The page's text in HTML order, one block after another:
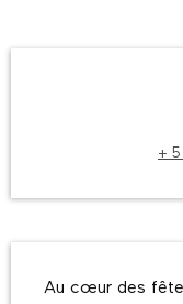
+
Au cœur des